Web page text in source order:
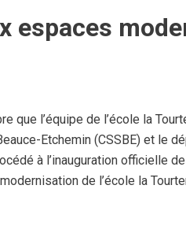
espaces
que l’équipe de l’école la
Etchemin (CSSBE) et le
à l’inauguration officielle
de l’école la